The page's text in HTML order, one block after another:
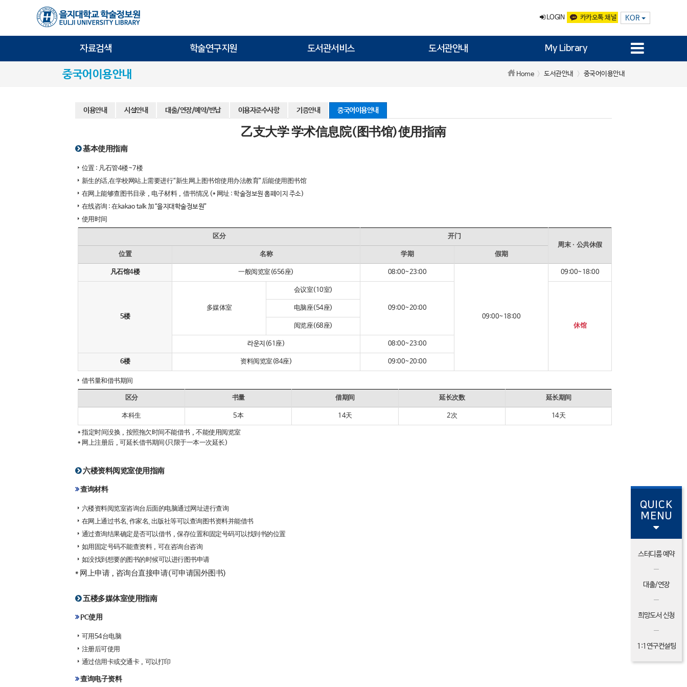
LOGIN 카카오톡 채널 KOR
자료검색 학술연구지원 도서관서비스 도서관안내 My Library
중국어이용안내 Home 도서관안내 중국어이용안내
이용안내 시설안내 대출/연장/예약/반납 이용자준수사항 기증안내 중국어이용안내
乙支大学 学术信息院(图书馆)使用指南
基本使用指南
位置 : 凡石管4楼~7楼
新生的话,在学校网站上需要进行“新生网上图书馆使用办法教育”后能使用图书馆
在网上能够查图书目录，电子材料，借书情况 (* 网址 : 학술정보원 홈페이지 주소)
在线咨询 : 在kakao talk 加“을지대학술정보원”
使用时间
区分
开门
周末ㆍ公共休假
位置
名称 学期 假期
凡石馆4楼 一般阅览室(656座) 08:00~23:00
09:00~18:00
09:00~18:00
5楼
多媒体室
会议室(10室)
09:00~20:00
休馆
电脑座(54座)
阅览座(68座)
라운지(61座) 08:00~23:00
6楼 资料阅览室(84座) 09:00~20:00
借书量和借书期间
区分 书量 借期间 延长次数 延长期间
本科生 5本 14天 2次 14天
* 指定时间没换，按照拖欠时间不能借书，不能使用阅览室
* 网上注册后，可延长借书期间(只限于一本一次延长)
六楼资料阅览室使用指南
查询材料
六楼资料阅览室咨询台后面的电脑通过网址进行查询
在网上通过书名、作家名、出版社等可以查询图书资料并能借书
通过查询结果确定是否可以借书，保存位置和固定号码可以找到书的位置
如用固定号码不能查资料，可在咨询台咨询
如没找到想要的图书的时候可以进行图书申请
* 网上申请，咨询台直接申请(可申请国外图书)
五楼多媒体室使用指南
PC使用
可用54台电脑
注册后可使用
通过信用卡或交通卡，可以打印
查询电子资料
QUICK
MENU
스터디룸 예약
대출/연장
희망도서 신청
1:1연구컨설팅